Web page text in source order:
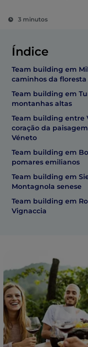
3 minutos
Índice
Team building em
caminhos da
Team building em
montanhas altas
Team building entre
coração da
Véneto
Team building em
pomares emilianos
Team building em
Montagnola senese
Team building em
Vignaccia